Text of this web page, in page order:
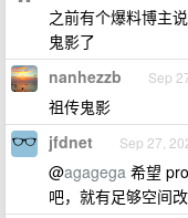
之前有个爆料博主
鬼影了
nanhezzb Sep
祖传鬼影
jfdnet Sep 27,
@agagega 希望
吧，就有足够空间改